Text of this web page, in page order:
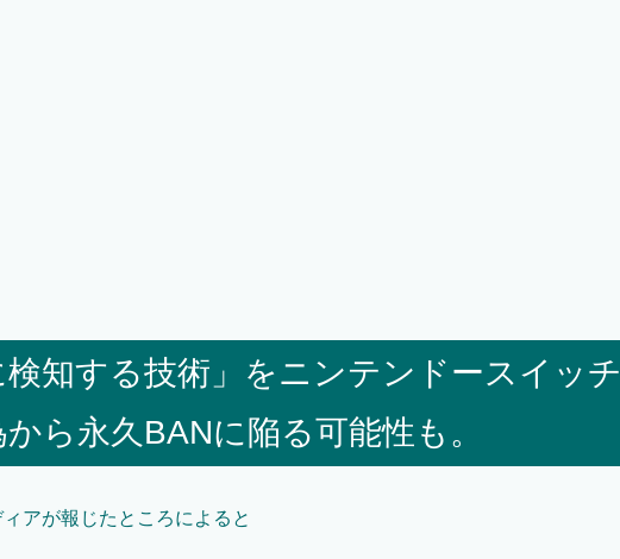
知する技術」をニンテンドースイッチ
ら永久BANに陥る可能性も。
アが報じたところによると